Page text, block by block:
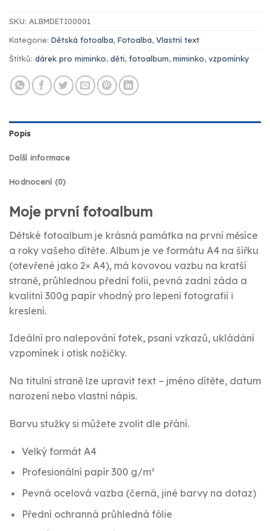
SKU: ALBMDETI00001
Kategorie: Dětská fotoalba, Fotoalba, Vlastní text
Štítků: dárek pro miminko, děti, fotoalbum, miminko, vzpomínky
Popis
Další informace
Hodnocení (0)
Moje první fotoalbum
Dětské fotoalbum je krásná památka na první měsíce
a roky vašeho dítěte. Album je ve formátu A4 na šířku
(otevřené jako 2× A4), má kovovou vazbu na kratší
straně, průhlednou přední folii, pevná zadní záda a
kvalitní 300g papír vhodný pro lepení fotografií i
kreslení.
Ideální pro nalepování fotek, psaní vzkazů, ukládání
vzpomínek i otisk nožičky.
Na titulní straně lze upravit text – jméno dítěte, datum
narození nebo vlastní nápis.
Barvu stužky si můžete zvolit dle přání.
Velký formát A4
Profesionální papír 300 g/m²
Pevná ocelová vazba (černá, jiné barvy na dotaz)
Přední ochranná průhledná fólie